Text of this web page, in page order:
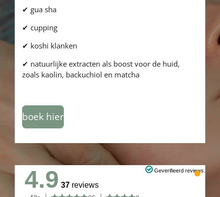
✔ gua sha
✔ cupping
✔ koshi klanken
✔ natuurlijke extracten als boost voor de huid,
zoals kaolin, backuchiol en matcha
boek hier